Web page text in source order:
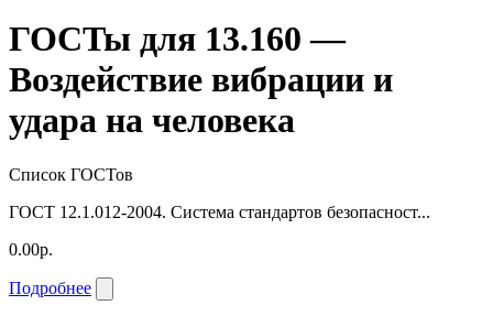
ГОСТы для 13.160 —
Воздействие вибрации и
удара на человека
Список ГОСТов
ГОСТ 12.1.012-2004. Система стандартов безопасност...
0.00р.
Подробнее